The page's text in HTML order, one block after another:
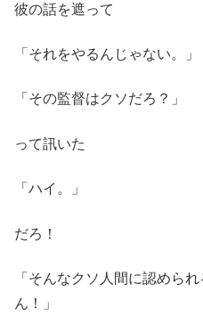
彼の話を遮って
「それをやるんじゃない。」
「その監督はクソだろ？」
って訊いた
「ハイ。」
だろ！
「そんなクソ人間に認めら
ん！」